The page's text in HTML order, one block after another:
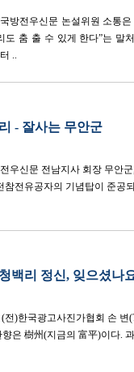
방전우신문 논설위원 소통
도 춤 출 수 있게 한다”는 말
..
- 잘사는 무안군
우신문 전남지사 회장 무안
참전유공자의 기념탑이 준공
백리 정신, 잊으셨나
전)한국광고사진가협회 손
은 樹州(지금의 富平)이다.